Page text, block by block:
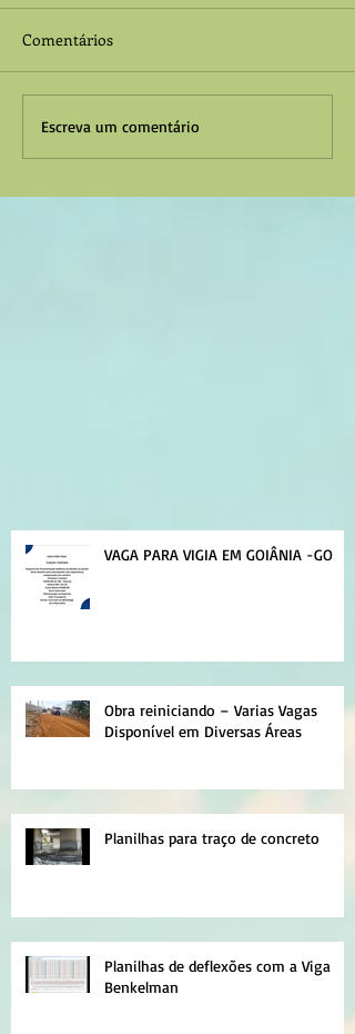
Comentários
Escreva um comentário
VAGA PARA VIGIA EM GOIÂNIA -GO
Obra reiniciando – Varias Vagas
Disponível em Diversas Áreas
Planilhas para traço de concreto
Planilhas de deflexões com a Viga
Benkelman